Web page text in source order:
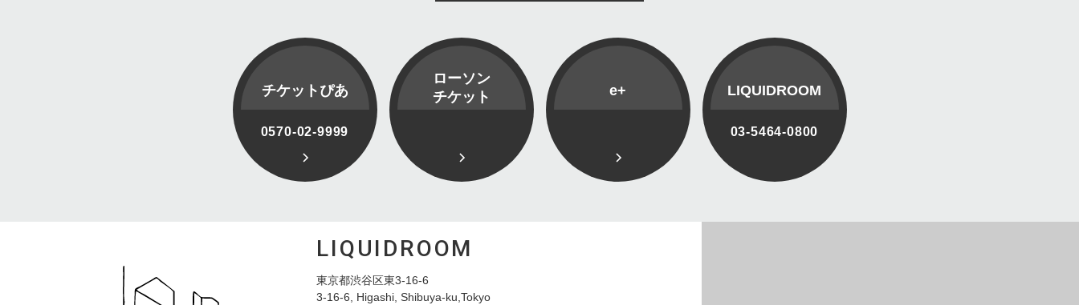
チケットぴあ
0570-02-9999
ローソン
チケット
e+ LIQUIDROOM
03-5464-0800
LIQUIDROOM
東京都渋谷区東3-16-6
3-16-6, Higashi, Shibuya-ku,Tokyo